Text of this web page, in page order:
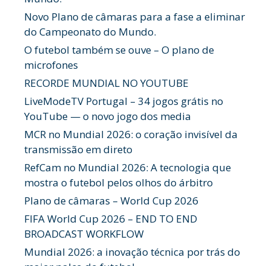
Novo Plano de câmaras para a fase a eliminar
do Campeonato do Mundo.
O futebol também se ouve – O plano de
microfones
RECORDE MUNDIAL NO YOUTUBE
LiveModeTV Portugal – 34 jogos grátis no
YouTube — o novo jogo dos media
MCR no Mundial 2026: o coração invisível da
transmissão em direto
RefCam no Mundial 2026: A tecnologia que
mostra o futebol pelos olhos do árbitro
Plano de câmaras – World Cup 2026
FIFA World Cup 2026 – END TO END
BROADCAST WORKFLOW
Mundial 2026: a inovação técnica por trás do